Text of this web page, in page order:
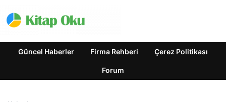
Güncel Haberler Firma Rehberi Çerez Politikası
Forum